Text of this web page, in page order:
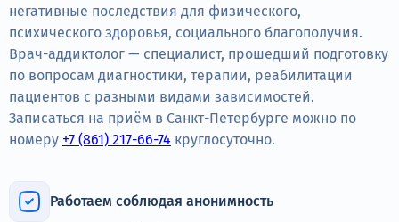
Психиатрия
Цены
Терапия
Контакты
негативные последствия для физического,
психического здоровья, социального благополучия.
Врач-аддиктолог — специалист, прошедший подготовку
по вопросам диагностики, терапии, реабилитации
пациентов с разными видами зависимостей.
Записаться на приём в Санкт-Петербурге можно по
номеру +7 (861) 217-66-74 круглосуточно.
Работаем соблюдая анонимность